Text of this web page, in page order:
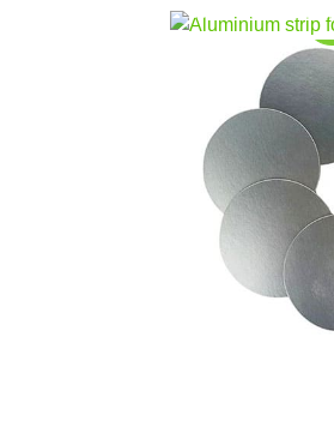
1350. Toleransi
Perpanjangan
stabil. Diekspor